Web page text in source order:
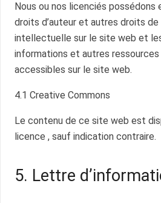
Nous ou nos licenciés
droits d’auteur et autres droits
intellectuelle sur le site web et
informations et autres
accessibles sur le site web.
4.1 Creative Commons
Le contenu de ce site web est
licence , sauf indication contraire.
5. Lettre